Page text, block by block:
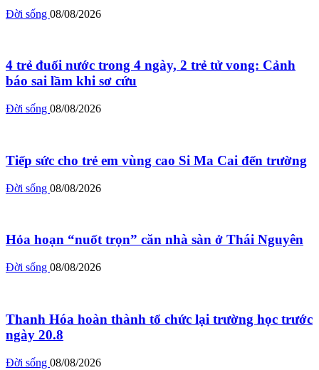
Đời sống 08/08/2026
4 trẻ đuối nước trong 4 ngày, 2 trẻ tử vong: Cảnh
báo sai lầm khi sơ cứu
Đời sống 08/08/2026
Tiếp sức cho trẻ em vùng cao Si Ma Cai đến trường
Đời sống 08/08/2026
Hỏa hoạn “nuốt trọn” căn nhà sàn ở Thái Nguyên
Đời sống 08/08/2026
Thanh Hóa hoàn thành tổ chức lại trường học trước
ngày 20.8
Đời sống 08/08/2026